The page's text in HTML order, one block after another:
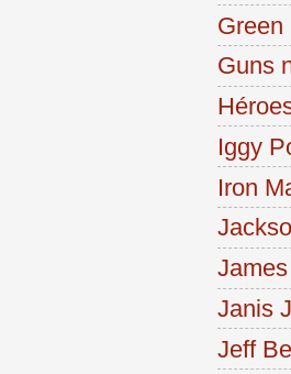
Green
Guns
Iggy
Iron
Janis
Jeff